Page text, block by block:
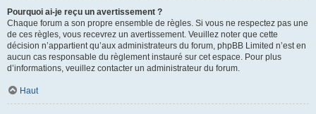
Pourquoi ai-je reçu un avertissement ?
Chaque forum a son propre ensemble de règles. Si vous ne respectez pas une
de ces règles, vous recevrez un avertissement. Veuillez noter que cette
décision n’appartient qu’aux administrateurs du forum, phpBB Limited n’est en
aucun cas responsable du règlement instauré sur cet espace. Pour plus
d’informations, veuillez contacter un administrateur du forum.
Haut